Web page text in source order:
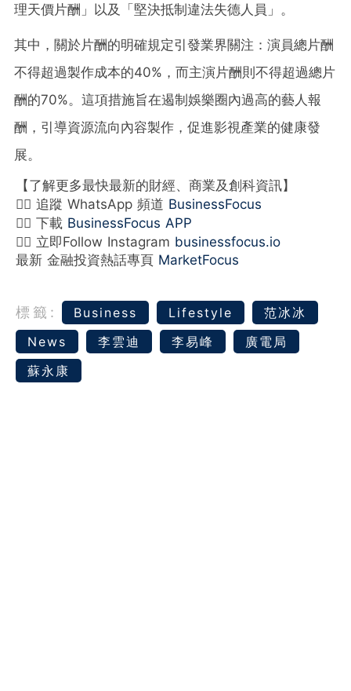
理天價片酬」以及「堅決抵制違法失德人員」。
其中，關於片酬的明確規定引發業界關注：演員總片酬
不得超過製作成本的40%，而主演片酬則不得超過總片
酬的70%。這項措施旨在遏制娛樂圈內過高的藝人報
酬，引導資源流向內容製作，促進影視產業的健康發
展。
【了解更多最快最新的財經、商業及創科資訊】
👉🏻 追蹤 WhatsApp 頻道 BusinessFocus
👉🏻 下載 BusinessFocus APP
👉🏻 立即Follow Instagram businessfocus.io
最新 金融投資熱話專頁 MarketFocus
標籤: Business Lifestyle
范冰冰
News
李雲迪 李易峰
廣電局
蘇永康